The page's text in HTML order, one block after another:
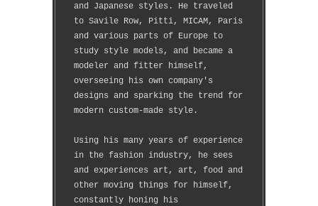
and Japanese styles. He traveled
to Savile Row, Pitti, MICAM, Paris
and various parts of Europe to
study style models, and became a
modeler and fitter himself,
overseeing his own company's
designs and sparking the trend for
modern custom-made style.
Using his many years of experience
in the fashion industry, he sees
and experiences art, art, food and
other moving things for himself,
constantly honing his